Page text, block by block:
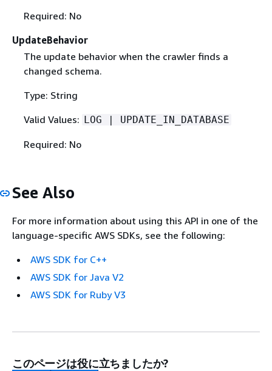
Required: No
UpdateBehavior
The update behavior when the crawler finds a
changed schema.
Type: String
Valid Values: LOG | UPDATE_IN_DATABASE
Required: No
See Also
For more information about using this API in one of the
language-specific AWS SDKs, see the following:
AWS SDK for C++
AWS SDK for Java V2
AWS SDK for Ruby V3
このページは役に立ちましたか?